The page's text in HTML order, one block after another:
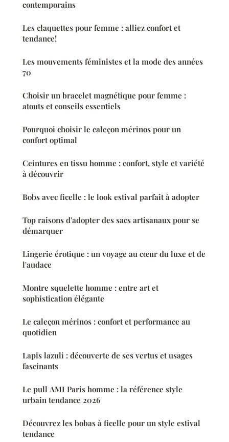
contemporains
Les claquettes pour femme : alliez confort et
tendance!
Les mouvements féministes et la mode des années
70
Choisir un bracelet magnétique pour femme :
atouts et conseils essentiels
Pourquoi choisir le caleçon mérinos pour un
confort optimal
Ceintures en tissu homme : confort, style et variété
à découvrir
Bobs avec ficelle : le look estival parfait à adopter
Top raisons d'adopter des sacs artisanaux pour se
démarquer
Lingerie érotique : un voyage au cœur du luxe et de
l'audace
Montre squelette homme : entre art et
sophistication élégante
Le caleçon mérinos : confort et performance au
quotidien
Lapis lazuli : découverte de ses vertus et usages
fascinants
Le pull AMI Paris homme : la référence style
urbain tendance 2026
Découvrez les bobas à ficelle pour un style estival
tendance